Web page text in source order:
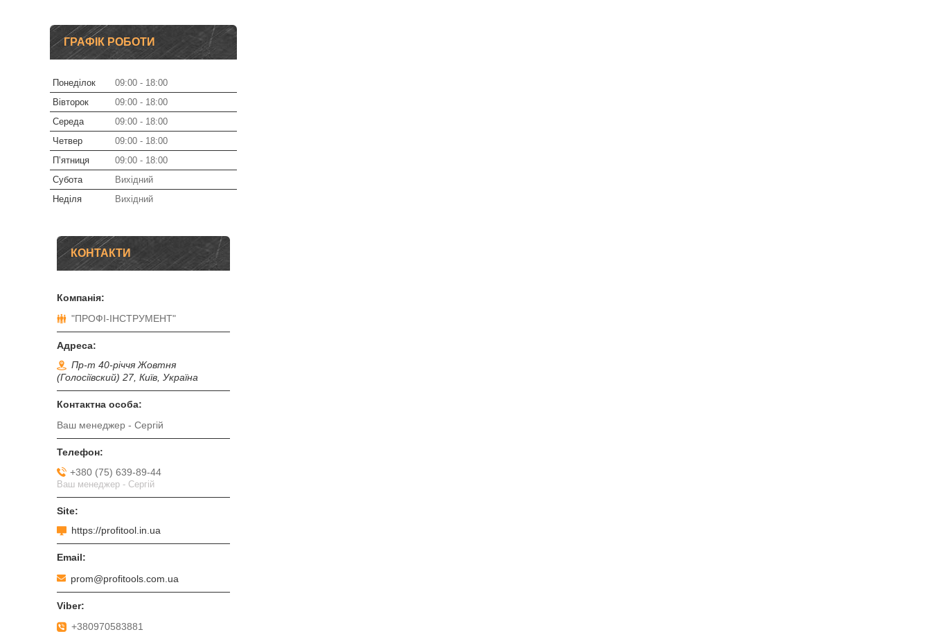
ГРАФІК РОБОТИ
Понеділок 09:00
18:00
Вівторок
09:00
18:00
Середа
09:00
18:00
Четвер
09:00
18:00
Пʼятниця
09:00
18:00
Субота
Вихідний
Неділя
Вихідний
КОНТАКТИ
"ПРОФІ-ІНСТРУМЕНТ"
Пр-т 40-річчя Жовтня
(Голосіївский) 27, Київ, Україна
Ваш менеджер - Сергій
+380 (75) 639-89-44
Ваш менеджер - Сергій
https://profitool.in.ua
prom@profitools.com.ua
+380970583881